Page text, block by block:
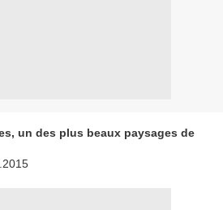
un des plus beaux paysages de